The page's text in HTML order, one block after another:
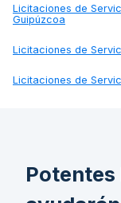
Licitaciones de
Guipúzcoa
Licitaciones de
Licitaciones de